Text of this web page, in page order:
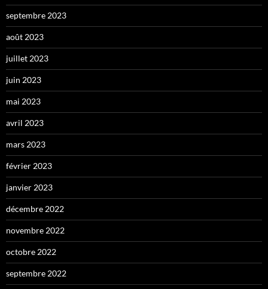
septembre 2023
août 2023
juillet 2023
juin 2023
mai 2023
avril 2023
mars 2023
février 2023
janvier 2023
décembre 2022
novembre 2022
octobre 2022
septembre 2022